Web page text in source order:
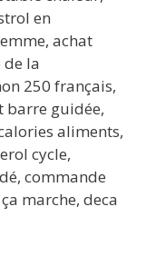
en
achat
la
250 français,
barre guidée,
aliments,
cycle,
commande
marche, deca